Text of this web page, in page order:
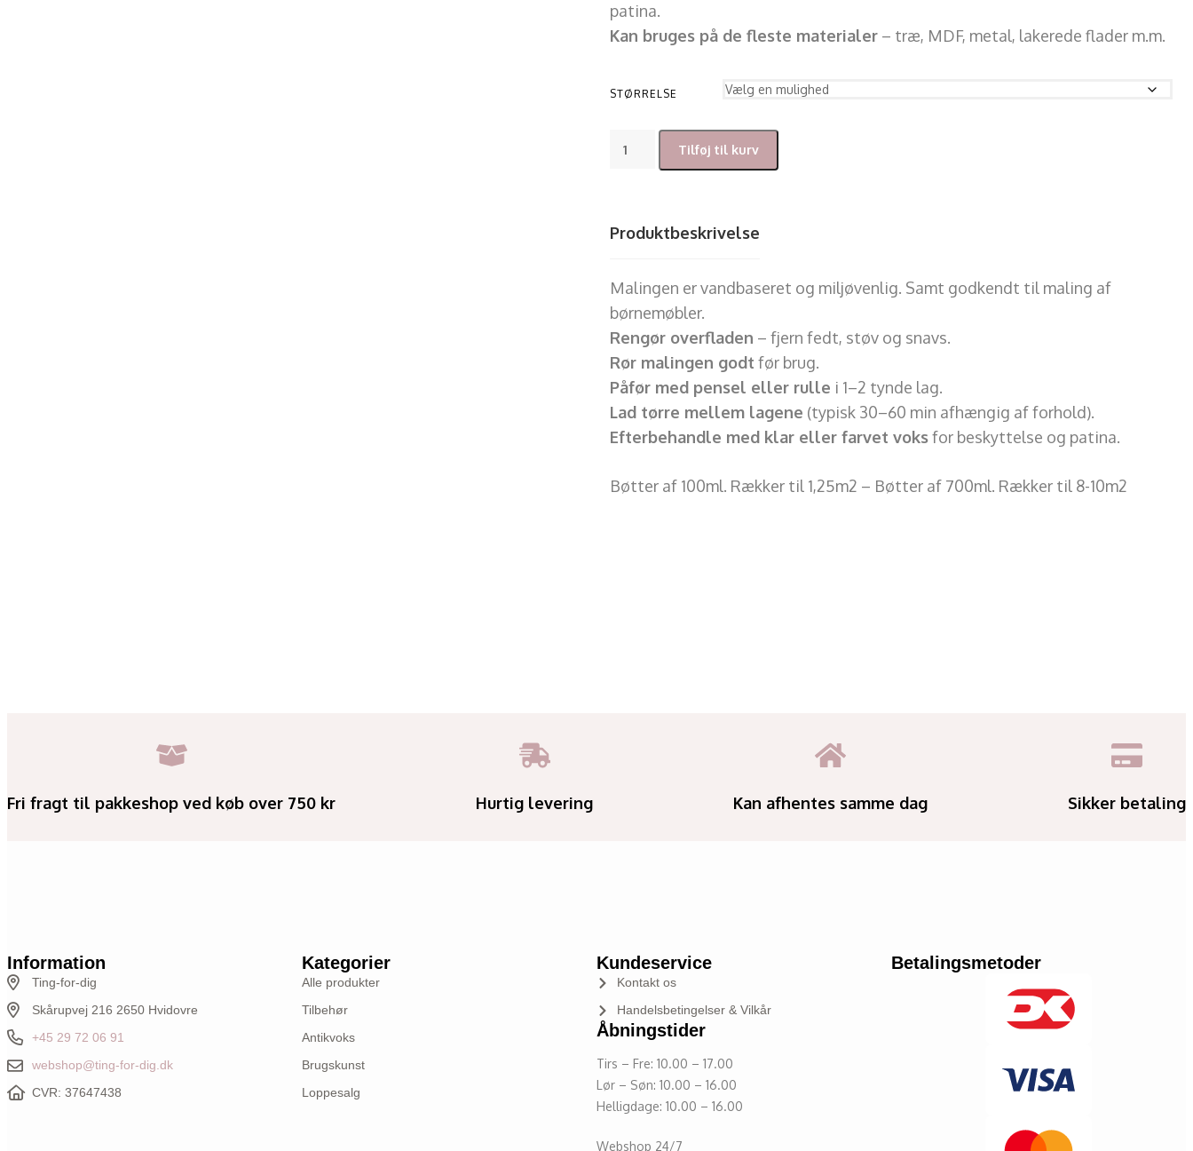
patina.
Kan bruges på de fleste materialer – træ, MDF, metal, lakerede flader m.m.
STØRRELSE
Tilføj til kurv
Produktbeskrivelse
Malingen er vandbaseret og miljøvenlig. Samt godkendt til maling af
børnemøbler.
Rengør overfladen – fjern fedt, støv og snavs.
Rør malingen godt før brug.
Påfør med pensel eller rulle i 1–2 tynde lag.
Lad tørre mellem lagene (typisk 30–60 min afhængig af forhold).
Efterbehandle med klar eller farvet voksfor beskyttelse og patina.
Bøtter af 100ml. Rækker til 1,25m2 – Bøtter af 700ml. Rækker til 8-10m2
Fri fragt til pakkeshop ved køb over 750 kr Hurtig levering Kan afhentes samme dag Sikker betaling
Information
Ting-for-dig
Skårupvej 216 2650 Hvidovre
+45 29 72 06 91
webshop@ting-for-dig.dk
CVR: 37647438
Kategorier
Alle produkter
Tilbehør
Antikvoks
Brugskunst
Loppesalg
Kundeservice
Kontakt os
Handelsbetingelser & Vilkår
Åbningstider
Tirs – Fre: 10.00 – 17.00
Lør – Søn: 10.00 – 16.00
Helligdage: 10.00 – 16.00
Webshop 24/7
Betalingsmetoder